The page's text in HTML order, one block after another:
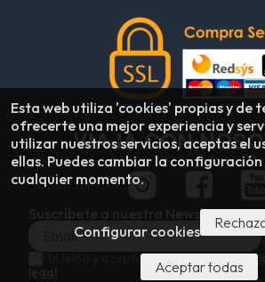
VIAJA CON
Suscríbete a nuestra Newsletter
He leído y acepto lapolítica de
Esta web utiliza 'cookies' propias y de
ofrecerte una mejor experiencia y
utilizar nuestros servicios, aceptas el
ellas. Puedes cambiar la configuración
cualquier momento.
Configurar cookies
Aceptar todas